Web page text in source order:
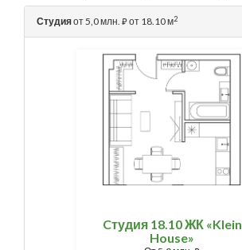
Студияот 5,0 млн. ⃏от 18.10 м2
Cтудия 18.10 ЖК «Klein
House»